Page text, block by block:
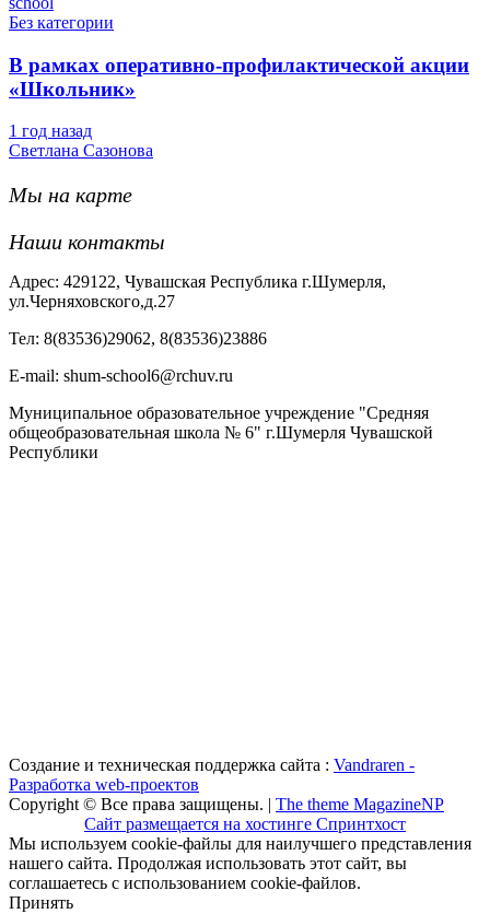
Без категории
В рамках оперативно-профилактической акции
«Школьник»
1 год назад
Светлана Сазонова
Мы на карте
Наши контакты
Адрес: 429122, Чувашская Республика г.Шумерля,
ул.Черняховского,д.27
Тел: 8(83536)29062, 8(83536)23886
Е-mail: shum-school6@rchuv.ru
Муниципальное образовательное учреждение "Средняя
общеобразовательная школа № 6" г.Шумерля Чувашской
Республики
Создание и техническая поддержка сайта : Vandraren -
Разработка web-проектов
Copyright © Все права защищены. | The theme MagazineNP
Сайт размещается на хостинге Спринтхост
Мы используем cookie-файлы для наилучшего представления
нашего сайта. Продолжая использовать этот сайт, вы
соглашаетесь с использованием cookie-файлов.
Принять